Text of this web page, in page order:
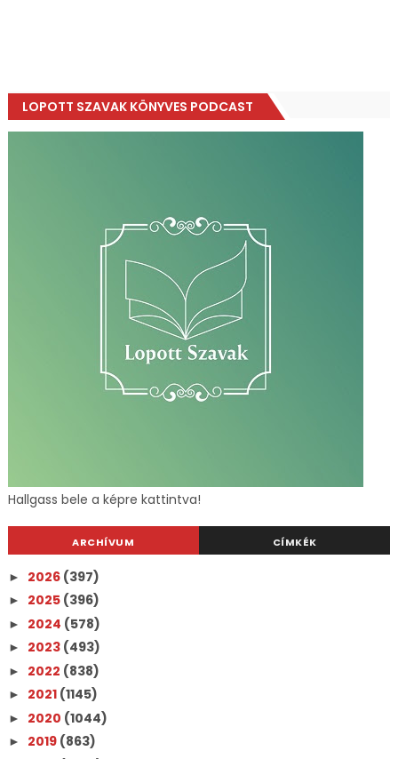
LOPOTT SZAVAK KÖNYVES PODCAST
Hallgass bele a képre kattintva!
ARCHÍVUM CÍMKÉK
► 2026 (397)
► 2025 (396)
► 2024 (578)
► 2023 (493)
► 2022 (838)
► 2021 (1145)
► 2020 (1044)
► 2019 (863)